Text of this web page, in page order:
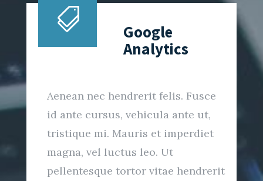

Google
Analytics
Aenean nec hendrerit felis. Fusce
id ante cursus, vehicula ante ut,
tristique mi. Mauris et imperdiet
magna, vel luctus leo. Ut
pellentesque tortor vitae hendrerit